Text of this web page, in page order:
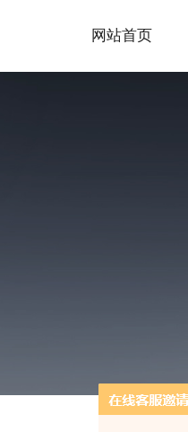
网站首页